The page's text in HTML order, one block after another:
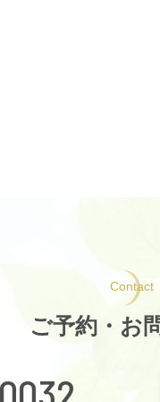
Contact
ご予約・お